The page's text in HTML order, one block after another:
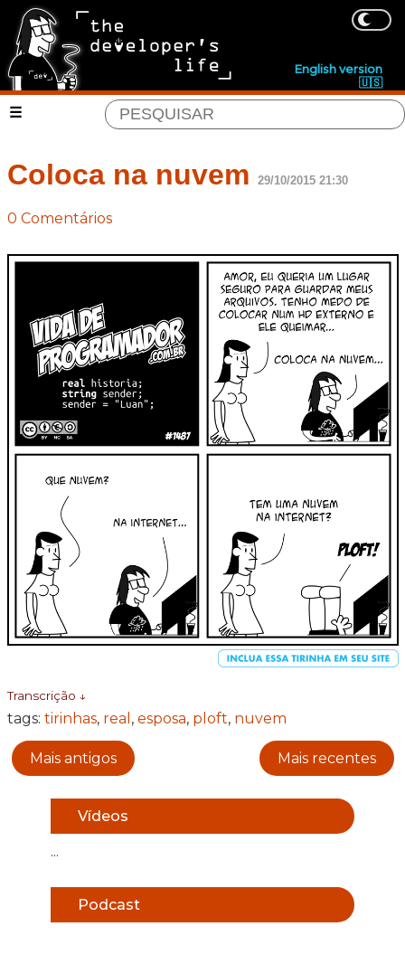
English version
🇺🇸
Coloca na nuvem 29/10/2015 21:30
0 Comentários
Transcrição ↓
tags: tirinhas, real , esposa, ploft, nuvem
Mais antigos Mais recentes
Vídeos
...
Podcast